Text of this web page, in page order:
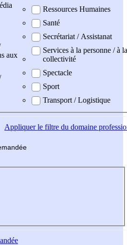
aux
Ressources Humaines
Santé
Secrétariat / Assistanat
Services à la personne / à la
collectivité
Spectacle
Sport
Transport / Logistique
Appliquerle filtre du domaine